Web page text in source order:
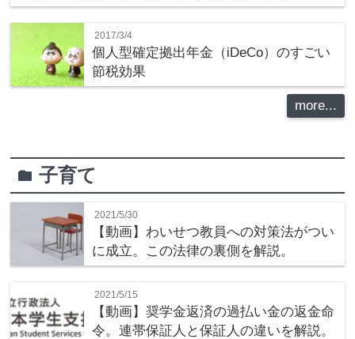
2017/3/4
個人型確定拠出年金（iDeCo）のすごい
節税効果
more...
folder子育て
2021/5/30
【動画】わいせつ教員への対策法がつい
に成立。この法律の裏側を解説。
2021/5/15
【動画】奨学金返済の過払い金の返金命
令。連帯保証人と保証人の違いを解説。